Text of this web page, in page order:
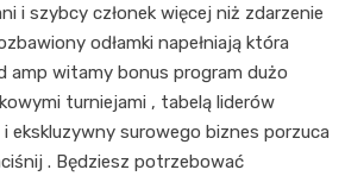
i szybcy członek więcej niż zdarzenie
odłamki napełniają która
amp witamy bonus program dużo
turniejami , tabelą liderów
ekskluzywny surowego biznes porzuca
. Będziesz potrzebować